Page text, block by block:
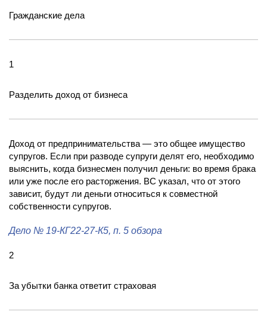
Гражданские дела
1
Разделить доход от бизнеса
Доход от предпринимательства — это общее имущество
супругов. Если при разводе супруги делят его, необходимо
выяснить, когда бизнесмен получил деньги: во время брака
или уже после его расторжения. ВС указал, что от этого
зависит, будут ли деньги относиться к совместной
собственности супругов.
Дело № 19-КГ22-27-К5, п. 5 обзора
2
За убытки банка ответит страховая